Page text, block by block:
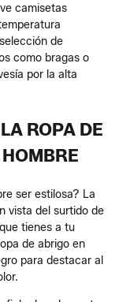
camisetas
de
como bragas o
por la alta
ROPA DE
ser estilosa? La
vista del surtido de
tienes a tu
de abrigo en
para destacar al